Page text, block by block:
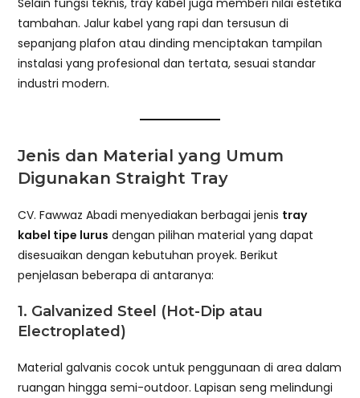
tambahan. Jalur kabel yang rapi dan tersusun di
sepanjang plafon atau dinding menciptakan tampilan
instalasi yang profesional dan tertata, sesuai standar
industri modern.
Jenis dan Material yang Umum
Digunakan Straight Tray
CV. Fawwaz Abadi menyediakan berbagai jenis tray
kabel tipe lurus dengan pilihan material yang dapat
disesuaikan dengan kebutuhan proyek. Berikut
penjelasan beberapa di antaranya:
1. Galvanized Steel (Hot-Dip atau
Electroplated)
Material galvanis cocok untuk penggunaan di area dalam
ruangan hingga semi-outdoor. Lapisan seng melindungi